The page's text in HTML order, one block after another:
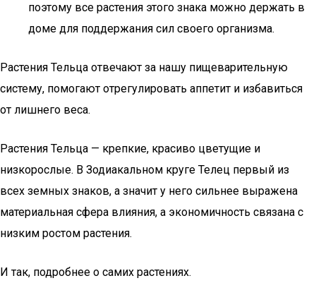
поэтому все растения этого знака можно держать в
доме для поддержания сил своего организма.
Растения Тельца отвечают за нашу пищеварительную
систему, помогают отрегулировать аппетит и избавиться
от лишнего веса.
Растения Тельца — крепкие, красиво цветущие и
низкорослые. В Зодиакальном круге Телец первый из
всех земных знаков, а значит у него сильнее выражена
материальная сфера влияния, а экономичность связана с
низким ростом растения.
И так, подробнее о самих растениях.